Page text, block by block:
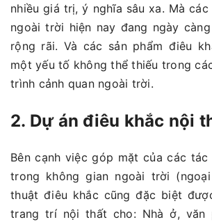
nhiều giá trị, ý nghĩa sâu xa. Mà
ngoài trời hiện nay đang ngày
rộng rãi. Và các sản phẩm điêu
một yếu tố không thể thiếu trong
trình cảnh quan ngoài trời.
2. Dự án điêu khắc nội
Bên cạnh việc góp mặt của các tác
trong không gian ngoài trời
thuật điêu khắc cũng đặc biệt
trang trí nội thất cho: Nhà ở, văn